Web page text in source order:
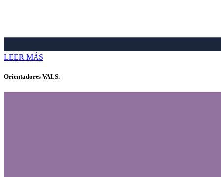
LEER MÁS
Orientadores VALS.